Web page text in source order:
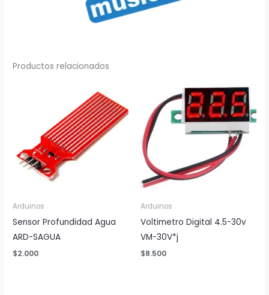
Productos relacionados
Arduinos
Sensor Profundidad Agua
ARD-SAGUA
$2.000
Arduinos
Voltimetro Digital 4.5-30v
VM-30V*j
$8.500